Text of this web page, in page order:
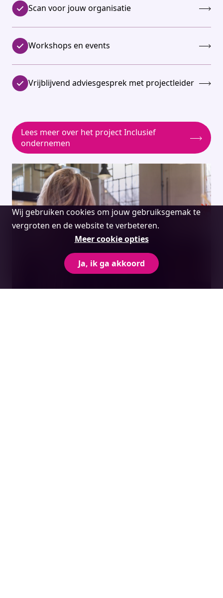
Cookie
melding
Wij gebruiken cookies om jouw gebruiksgemak te
vergroten en de website te verbeteren.
Meer cookie opties
Ja, ik ga akkoord
Scan voor jouw organisatie
Workshops en events
Vrijblijvend adviesgesprek met projectleider
Lees meer over het project Inclusief
ondernemen